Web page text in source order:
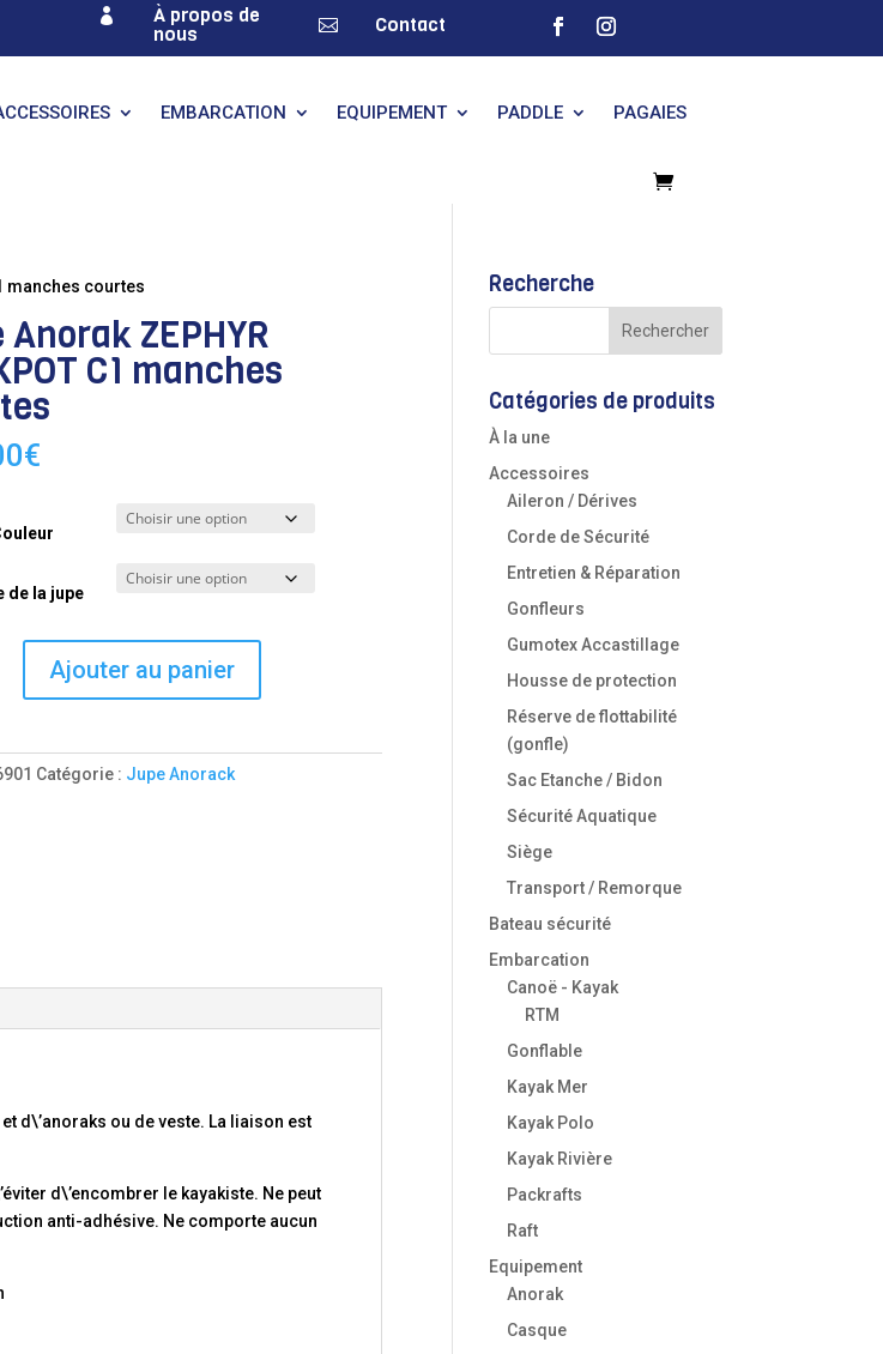
 À propos de
nous  Contact
EMBARCATION EQUIPEMENT PADDLE PAGAIES
manches courtes
Anorak ZEPHYR
C1 manches
€
de la jupe
Ajouter au panier
Catégorie : Jupe Anorack
d\’anoraks ou de veste. La liaison est
d\’encombrer le kayakiste. Ne peut
anti-adhésive. Ne comporte aucun
Recherche
Catégories de produits
À la une
Accessoires
Aileron / Dérives
Corde de Sécurité
Entretien & Réparation
Gonfleurs
Gumotex Accastillage
Housse de protection
Réserve de flottabilité
(gonfle)
Sac Etanche / Bidon
Sécurité Aquatique
Siège
Transport / Remorque
Bateau sécurité
Embarcation
Canoë - Kayak
RTM
Gonflable
Kayak Mer
Kayak Polo
Kayak Rivière
Packrafts
Raft
Equipement
Anorak
Casque